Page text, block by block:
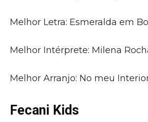
Melhor Letra: Esmeralda em
Melhor Intérprete: Milena
Melhor Arranjo: No meu
Fecani Kids